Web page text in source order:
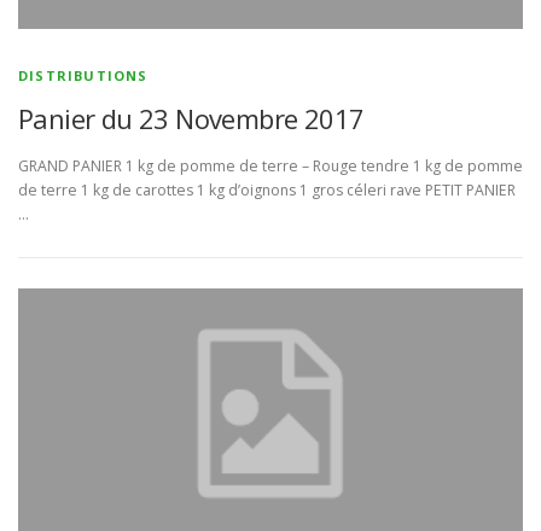
DISTRIBUTIONS
Panier du 23 Novembre 2017
GRAND PANIER 1 kg de pomme de terre – Rouge tendre 1 kg de pomme
de terre 1 kg de carottes 1 kg d’oignons 1 gros céleri rave PETIT PANIER
…